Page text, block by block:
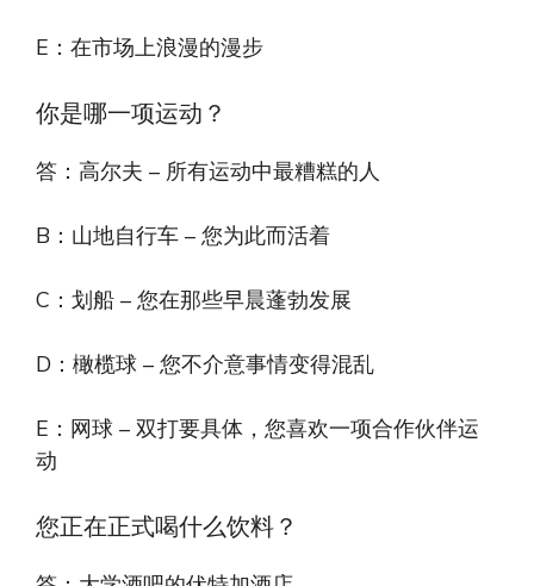
E：在市场上浪漫的漫步
你是哪一项运动？
答：高尔夫 – 所有运动中最糟糕的人
B：山地自行车 – 您为此而活着
C：划船 – 您在那些早晨蓬勃发展
D：橄榄球 – 您不介意事情变得混乱
E：网球 – 双打要具体，您喜欢一项合作伙伴运
动
您正在正式喝什么饮料？